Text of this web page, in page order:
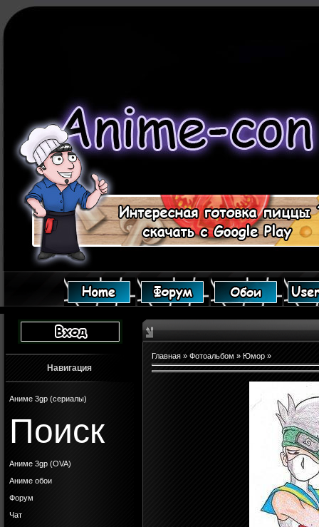
Навигация
Аниме 3gp (сериалы)
Поиск
Аниме 3gp (OVA)
Аниме обои
Форум
Чат
Главная » Фотоальбом » Юмор »